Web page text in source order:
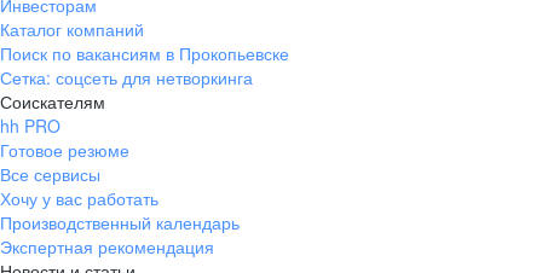
Инвесторам
Каталог компаний
Поиск по вакансиям в Прокопьевске
Сетка: соцсеть для нетворкинга
Соискателям
hh PRO
Готовое резюме
Все сервисы
Хочу у вас работать
Производственный календарь
Экспертная рекомендация